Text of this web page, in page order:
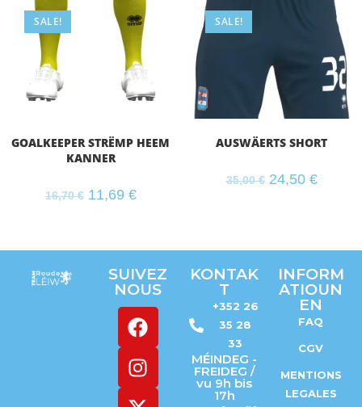
SALE!
GOALKEEPER STRËMP HEEM
KANNER
16,70€ 11,69 €
SALE!
AUSWÄERTS SHORT
35,00€ 24,50 €
SUIVEZ
NOUS
KONTAK
T
+352 26
35 28
33
MÉINDEG -
FREIDEG /
vu 9h bis
17h
INFORM
ATIOUN
EN
FAQ
CGV
MENTIONS
LEGALES